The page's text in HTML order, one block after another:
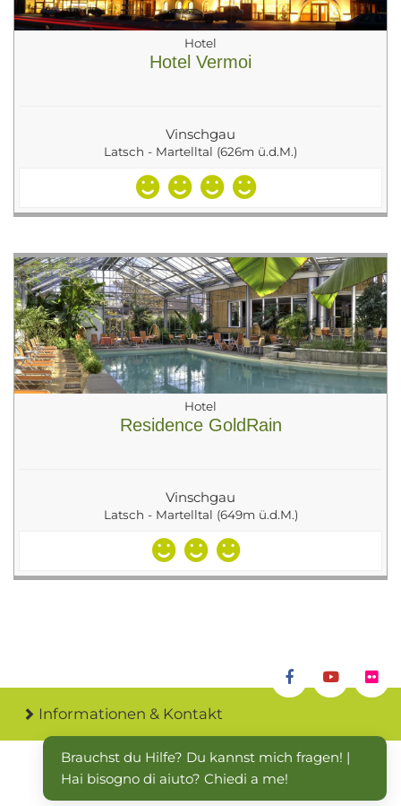
Hotel
Hotel Vermoi
Vinschgau
Latsch - Martelltal (626m ü.d.M.)
Hotel
Residence GoldRain
Vinschgau
Latsch - Martelltal (649m ü.d.M.)
Informationen & Kontakt
Brauchst du Hilfe? Du kannst mich fragen! |
Hai bisogno di aiuto? Chiedi a me!